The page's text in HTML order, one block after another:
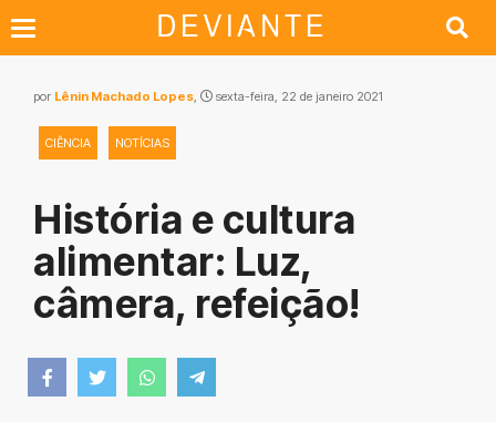
por Lênin Machado Lopes, sexta-feira, 22 de janeiro 2021
CIÊNCIA NOTÍCIAS
História e cultura
alimentar: Luz,
câmera, refeição!